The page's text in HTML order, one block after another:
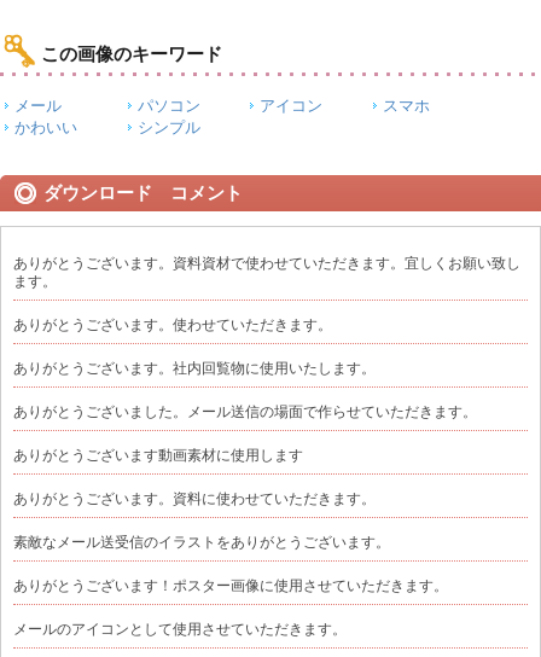
この画像のキーワード
メール パソコン アイコン
スマホ
かわいい
シンプル
ダウンロード コメント
ありがとうございます。資料資材で使わせていただきます。宜しくお願い致し
ます。
ありがとうございます。使わせていただきます。
ありがとうございます。社内回覧物に使用いたします。
ありがとうございました。メール送信の場面で作らせていただきます。
ありがとうございます動画素材に使用します
ありがとうございます。資料に使わせていただきます。
素敵なメール送受信のイラストをありがとうございます。
ありがとうございます！ポスター画像に使用させていただきます。
メールのアイコンとして使用させていただきます。